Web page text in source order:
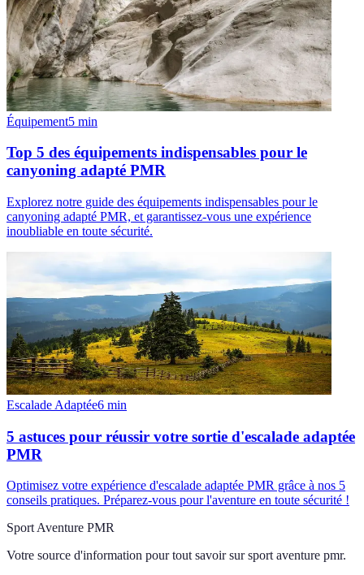
Équipement5 min
Top 5 des équipements indispensables pour le
canyoning adapté PMR
Explorez notre guide des équipements indispensables pour le
canyoning adapté PMR, et garantissez-vous une expérience
inoubliable en toute sécurité.
Escalade Adaptée6 min
5 astuces pour réussir votre sortie d'escalade adaptée
PMR
Optimisez votre expérience d'escalade adaptée PMR grâce à nos 5
conseils pratiques. Préparez-vous pour l'aventure en toute sécurité !
Sport Aventure PMR
Votre source d'information pour tout savoir sur sport aventure pmr.